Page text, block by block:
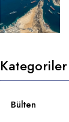
Kategoriler
Bülten